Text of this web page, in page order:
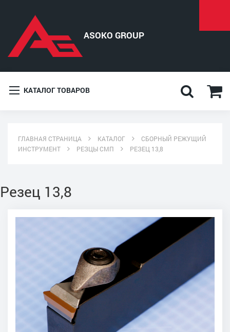
КАТАЛОГ ТОВАРОВ
ГЛАВНАЯ СТРАНИЦА КАТАЛОГ
СБОРНЫЙ РЕЖУЩИЙ
ИНСТРУМЕНТ
РЕЗЦЫ СМП РЕЗЕЦ 13,8
Резец 13,8